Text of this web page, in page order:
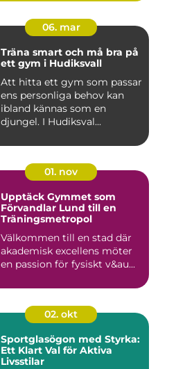
06. mar
Träna smart och må bra på
ett gym i Hudiksvall
Att hitta ett gym som passar
ens personliga behov kan
ibland kännas som en
djungel. I Hudiksval...
01. nov
Upptäck Gymmet som
Förvandlar Lund till en
Träningsmetropol
Välkommen till en stad där
akademisk excellens möter
en passion för fysiskt v&au...
02. okt
Sportglasögon med Styrka:
Ett Klart Val för Aktiva
Livsstilar